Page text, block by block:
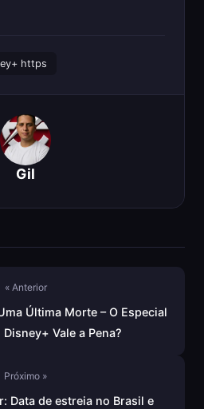
https
Gil
« Anterior
Última Morte – O Especial
Vale a Pena?
Próximo »
Data de estreia no Brasil e